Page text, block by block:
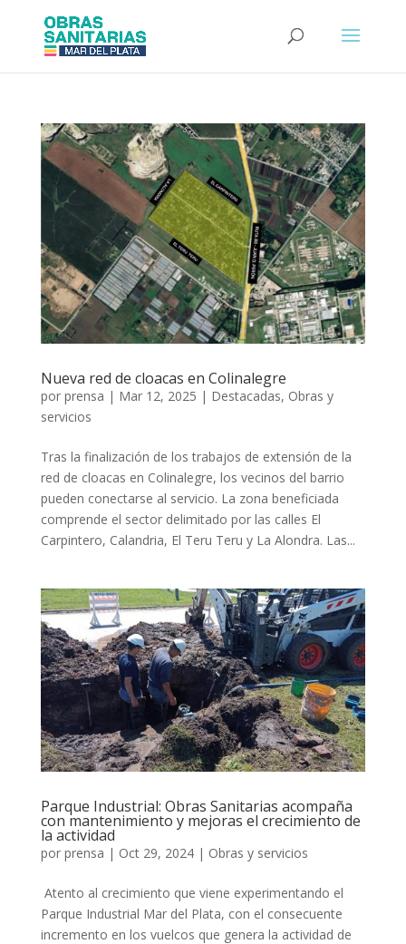
Nueva red de cloacas en Colinalegre
por prensa | Mar 12, 2025 | Destacadas, Obras y
servicios
Tras la finalización de los trabajos de extensión de la
red de cloacas en Colinalegre, los vecinos del barrio
pueden conectarse al servicio. La zona beneficiada
comprende el sector delimitado por las calles El
Carpintero, Calandria, El Teru Teru y La Alondra. Las...
Parque Industrial: Obras Sanitarias acompaña
con mantenimiento y mejoras el crecimiento de
la actividad
por prensa | Oct 29, 2024| Obras y servicios
Atento al crecimiento que viene experimentando el
Parque Industrial Mar del Plata, con el consecuente
incremento en los vuelcos que genera la actividad de